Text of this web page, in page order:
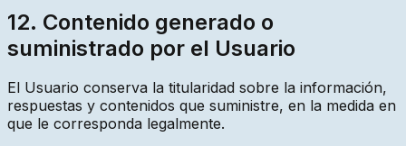
12. Contenido generado o
suministrado por el Usuario
El Usuario conserva la titularidad sobre la información,
respuestas y contenidos que suministre, en la medida en
que le corresponda legalmente.